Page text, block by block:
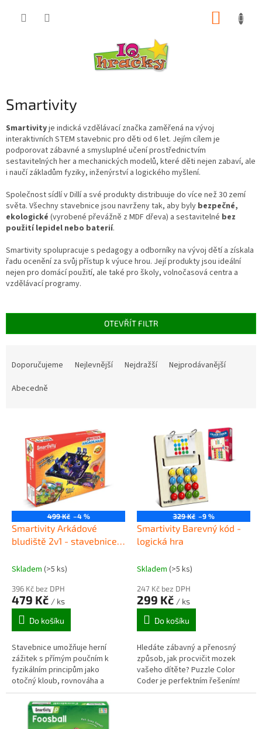
Smartivity
Smartivityje indická vzdělávací značka zaměřená na vývoj
interaktivních STEM stavebnic pro děti od 6 let. Jejím cílem je
podporovat zábavné a smysluplné učení prostřednictvím
sestavitelných her a mechanických modelů, které děti nejen zabaví, ale
i naučí základům fyziky, inženýrství a logického myšlení.
Společnost sídlí v Dillí a své produkty distribuuje do více než 30 zemí
světa. Všechny stavebnice jsou navrženy tak, aby byly bezpečné,
ekologické (vyrobené převážně z MDF dřeva) a sestavitelné bez
použití lepidel nebo baterií.
Smartivity spolupracuje s pedagogy a odborníky na vývoj dětí a získala
řadu ocenění za svůj přístup k výuce hrou. Její produkty jsou ideální
nejen pro domácí použití, ale také pro školy, volnočasová centra a
vzdělávací programy.
OTEVŘÍT FILTR
Doporučujeme Nejlevnější Nejdražší
Nejprodávanější
Abecedně
499 Kč –4 %
Smartivity Arkádové
bludiště 2v1 - stavebnice a
Skladem (>5 ks)
396 Kč bez DPH
479 Kč / ks
Do košíku
Stavebnice umožňuje herní
zážitek s přímým poučním k
fyzikálním principům jako
otočný kloub, rovnováha a
přenos pohybu – ideální pro
pochopení pohybu koulí v
reálném čase.
329 Kč –9 %
Smartivity Barevný kód -
logická hra
Skladem (>5 ks)
247 Kč bez DPH
299 Kč / ks
Do košíku
Hledáte zábavný a přenosný
způsob, jak procvičit mozek
vašeho dítěte? Puzzle Color
Coder je perfektním řešením!